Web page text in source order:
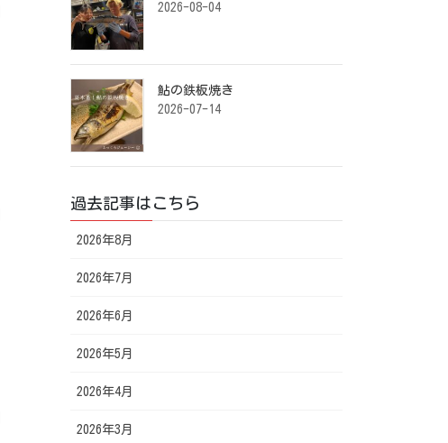
2026-08-04
鮎の鉄板焼き ⁡
2026-07-14
過去記事はこちら
2026年8月
2026年7月
2026年6月
2026年5月
2026年4月
2026年3月